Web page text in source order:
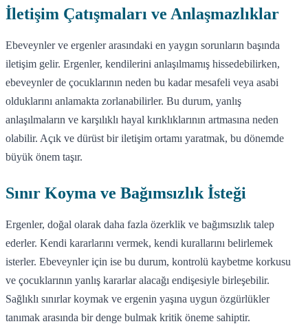
İletişim Çatışmaları ve Anlaşmazlıklar
Ebeveynler ve ergenler arasındaki en yaygın sorunların başında
iletişim gelir. Ergenler, kendilerini anlaşılmamış hissedebilirken,
ebeveynler de çocuklarının neden bu kadar mesafeli veya asabi
olduklarını anlamakta zorlanabilirler. Bu durum, yanlış
anlaşılmaların ve karşılıklı hayal kırıklıklarının artmasına neden
olabilir. Açık ve dürüst bir iletişim ortamı yaratmak, bu dönemde
büyük önem taşır.
Sınır Koyma ve Bağımsızlık İsteği
Ergenler, doğal olarak daha fazla özerklik ve bağımsızlık talep
ederler. Kendi kararlarını vermek, kendi kurallarını belirlemek
isterler. Ebeveynler için ise bu durum, kontrolü kaybetme korkusu
ve çocuklarının yanlış kararlar alacağı endişesiyle birleşebilir.
Sağlıklı sınırlar koymak ve ergenin yaşına uygun özgürlükler
tanımak arasında bir denge bulmak kritik öneme sahiptir.